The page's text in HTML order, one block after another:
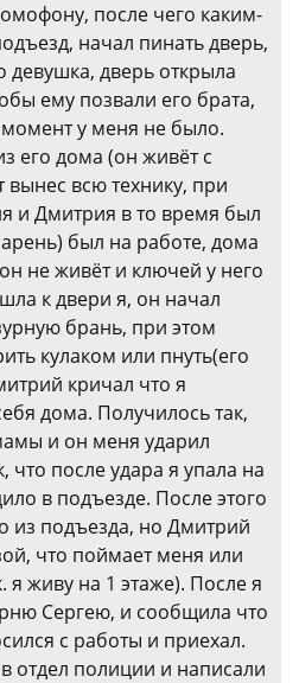
после чего каким-
начал пинать дверь,
девушка, дверь открыла
ему позвали его брата,
у меня не было.
его дома (он живёт с
вынес всю технику, при
и Дмитрия в то время был
был на работе, дома
не живёт и ключей у него
к двери я, он начал
брань, при этом
кулаком или пнуть(его
кричал что я
дома. Получилось так,
и он меня ударил
что после удара я упала на
в подъезде. После этого
из подъезда, но Дмитрий
что поймает меня или
я живу на 1 этаже). После я
Сергею, и сообщила что
с работы и приехал.
отдел полиции и написали